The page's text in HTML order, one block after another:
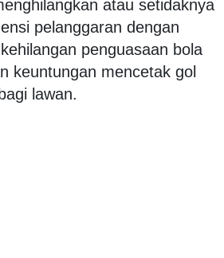
atau setidaknya
pelanggaran dengan
penguasaan bola
keuntungan mencetak gol
lawan.